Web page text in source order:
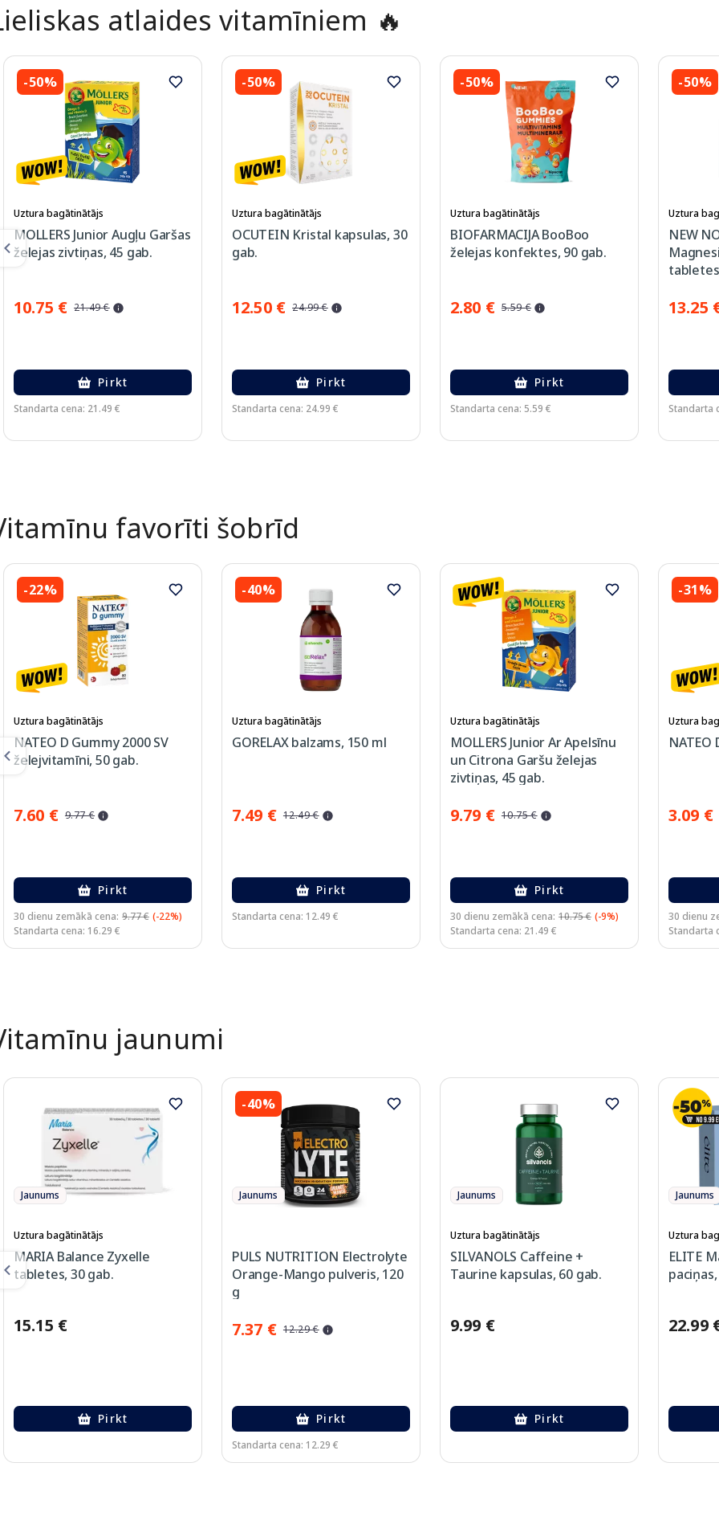
atlaides vitamīniem 🔥
-50%
Uztura bagātinātājs
MOLLERS Junior Augļu Garšas
želejas zivtiņas, 45 gab.
10.75 € 21.49 €
Pirkt
Standarta cena: 21.49 €
-50%
Uztura bagātinātājs
OCUTEIN Kristal kapsulas, 30
gab.
12.50 € 24.99 €
Pirkt
Standarta cena: 24.99 €
-50%
Uztura bagātinātājs
BIOFARMACIJA BooBoo
želejas konfektes, 90 gab.
2.80 € 5.59 €
Pirkt
Standarta cena: 5.59 €
-50%
Uztura
NEW
13.25
Standarta
favorīti šobrīd
-22%
Uztura bagātinātājs
NATEO D Gummy 2000 SV
želejvitamīni, 50 gab.
7.60 € 9.77 €
Pirkt
30 dienu zemākā cena: 9.77 € (-22%)
Standarta cena: 16.29 €
-40%
Uztura bagātinātājs
GORELAX balzams, 150 ml
7.49 € 12.49 €
Pirkt
Standarta cena: 12.49 €
Uztura bagātinātājs
MOLLERS Junior Ar Apelsīnu
un Citrona Garšu želejas
zivtiņas, 45 gab.
9.79 € 10.75 €
Pirkt
30 dienu zemākā cena: 10.75 € (-9%)
Standarta cena: 21.49 €
-31%
Uztura
NATEO
3.09 €
30 dienu
Standarta
jaunumi
Jaunums
Uztura bagātinātājs
MARIA Balance Zyxelle
tabletes, 30 gab.
15.15 €
Pirkt
-40%
Jaunums
PULS NUTRITION Electrolyte
Orange-Mango pulveris, 120
g
7.37 € 12.29 €
Pirkt
Standarta cena: 12.29 €
Jaunums
Uztura bagātinātājs
SILVANOLS Caffeine +
Taurine kapsulas, 60 gab.
9.99 €
Pirkt
Jaunums
Uztura
ELITE
22.99